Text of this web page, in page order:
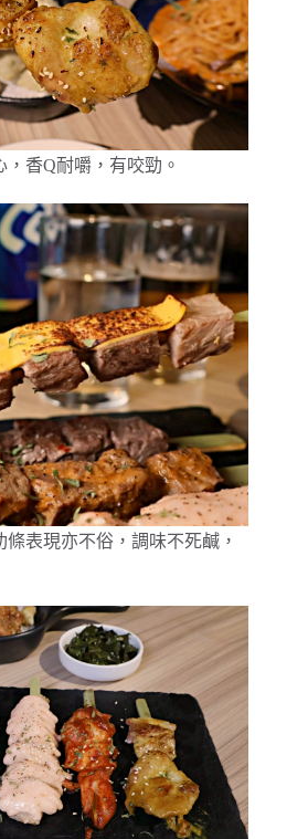
香Q耐嚼，有咬勁。
表現亦不俗，調味不死鹹，